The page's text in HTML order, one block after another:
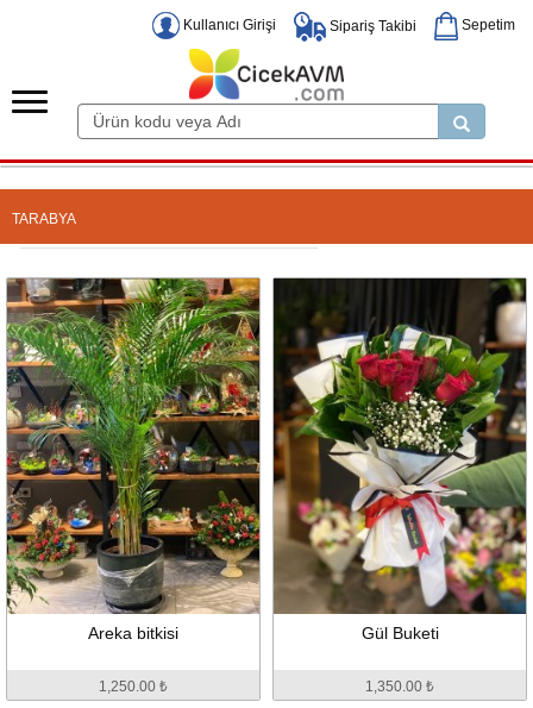
Kullanıcı Girişi Sipariş Takibi Sepetim
TARABYA
Areka bitkisi
1,250.00 ₺
Gül Buketi
1,350.00 ₺